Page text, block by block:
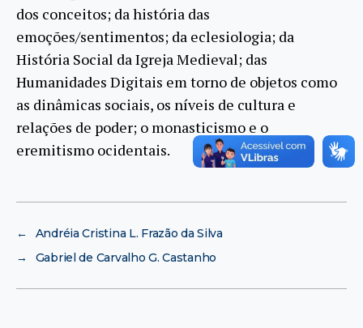
dos conceitos; da história das
emoções/sentimentos; da eclesiologia; da
História Social da Igreja Medieval; das
Humanidades Digitais em torno de objetos como
as dinâmicas sociais, os níveis de cultura e
relações de poder; o monasticismo e o
eremitismo ocidentais.
←
Andréia Cristina L. Frazão da Silva
→
Gabriel de Carvalho G. Castanho